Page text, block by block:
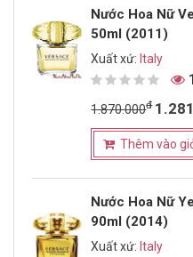
Nước Hoa Nữ
50ml (2011)
Xuất xứ: Italy
1.870.000đ
Thêm vào
Nước Hoa Nữ
90ml (2014)
Xuất xứ: Italy